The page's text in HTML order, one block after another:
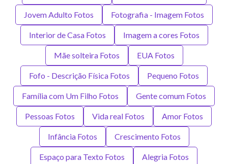
Jovem Adulto Fotos Fotografia - Imagem Fotos
Interior de Casa Fotos Imagem a cores Fotos
Mãe solteira Fotos EUA Fotos
Fofo - Descrição Física Fotos Pequeno Fotos
Família com Um Filho Fotos Gente comum Fotos
Pessoas Fotos Vida real Fotos Amor Fotos
Infância Fotos Crescimento Fotos
Espaço para Texto Fotos Alegria Fotos